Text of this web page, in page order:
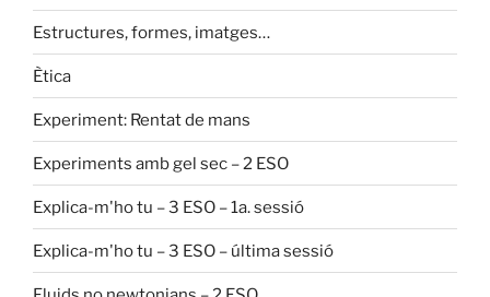
Estructures, formes, imatges…
Ètica
Experiment: Rentat de mans
Experiments amb gel sec – 2 ESO
Explica-m'ho tu – 3 ESO – 1a. sessió
Explica-m'ho tu – 3 ESO – última sessió